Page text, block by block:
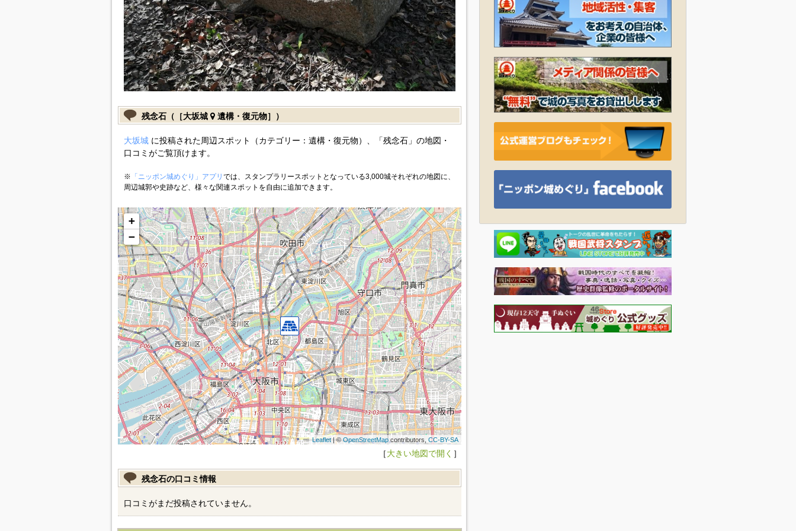
残念石（［大坂城 遺構・復元物］）
大坂城に投稿された周辺スポット（カテゴリー：遺構・復元物）、「残念石」の地図・
口コミがご覧頂けます。
※ 「ニッポン城めぐり」アプリ では、スタンプラリースポットとなっている3,000城それぞれの地図に、
周辺城郭や史跡など、様々な関連スポットを自由に追加できます。
+
−
Leaflet| ©OpenStreetMapcontributors, CC-BY-SA
［大きい地図で開く ］
残念石の口コミ情報
口コミがまだ投稿されていません。